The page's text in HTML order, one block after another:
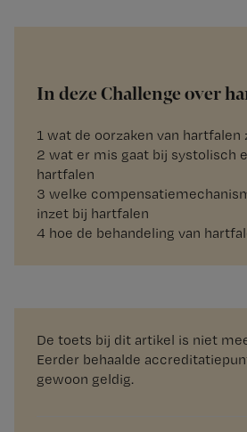
In deze Challenge over
1 wat de oorzaken van hartfalen
2 wat er mis gaat bij systolisch
hartfalen
3 welke
inzet bij hartfalen
4 hoe de behandeling van
De toets bij dit artikel is niet
Eerder behaalde
gewoon geldig.